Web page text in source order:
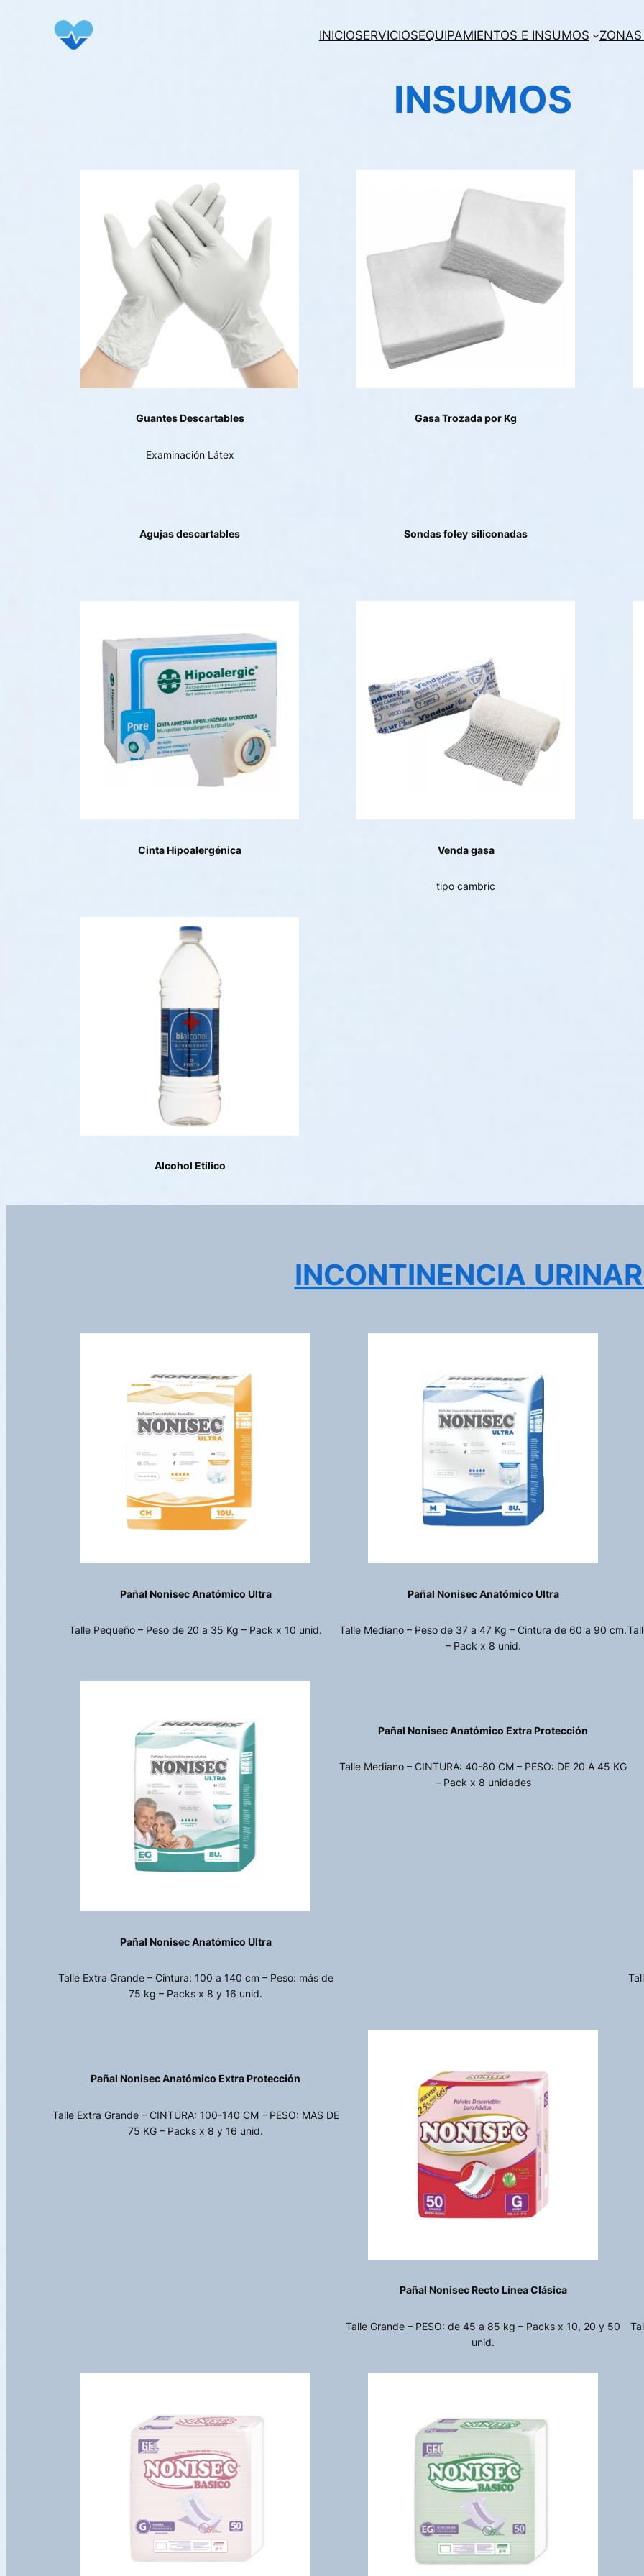
INICIOSERVICIOSEQUIPAMIENTOS E INSUMOS
INSUMOS
Guantes Descartables
Examinación Látex
Gasa Trozada por Kg
Agujas descartables Sondas foley siliconadas
Cinta Hipoalergénica Venda gasa
tipo cambric
Alcohol Etílico
INCONTINENCIA
Pañal Nonisec Anatómico Ultra
Talle Pequeño – Peso de 20 a 35 Kg – Pack x 10 unid.
Pañal Nonisec Anatómico Ultra
Talle Mediano – Peso de 37 a 47 Kg – Cintura de 60 a 90 cm.
– Pack x 8 unid.
Pañal Nonisec Anatómico Ultra
Talle Extra Grande – Cintura: 100 a 140 cm – Peso: más de
75 kg – Packs x 8 y 16 unid.
Pañal Nonisec Anatómico Extra Protección
Talle Mediano – CINTURA: 40-80 CM – PESO: DE 20 A 45 KG
– Pack x 8 unidades
Pañal Nonisec Anatómico Extra Protección
Talle Extra Grande – CINTURA: 100-140 CM – PESO: MAS DE
75 KG – Packs x 8 y 16 unid.
Pañal Nonisec Recto Línea Clásica
Talle Grande – PESO: de 45 a 85 kg – Packs x 10, 20 y 50
unid.